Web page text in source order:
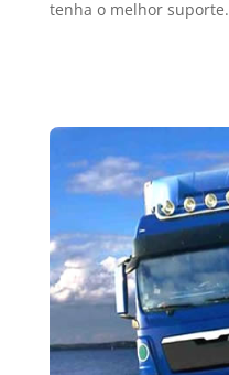
tenha o melhor suporte.